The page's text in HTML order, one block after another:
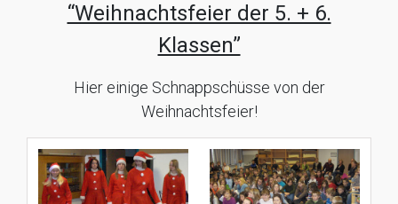
“Weihnachtsfeier der 5. + 6.
Klassen”
Hier einige Schnappschüsse von der
Weihnachtsfeier!